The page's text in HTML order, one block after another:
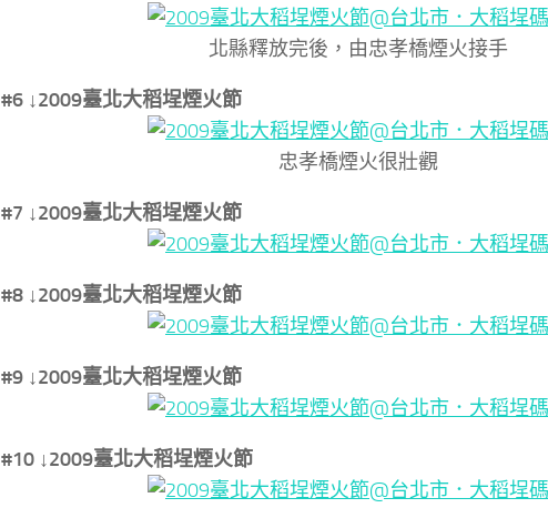
北縣釋放完後，由忠孝橋煙火接手
#6 ↓2009臺北大稻埕煙火節
忠孝橋煙火很壯觀
#7 ↓2009臺北大稻埕煙火節
#8 ↓2009臺北大稻埕煙火節
#9 ↓2009臺北大稻埕煙火節
#10 ↓2009臺北大稻埕煙火節